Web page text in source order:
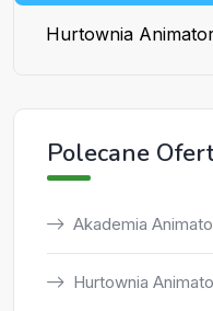
Hurtownia
Polecane
Akademia
Hurtownia